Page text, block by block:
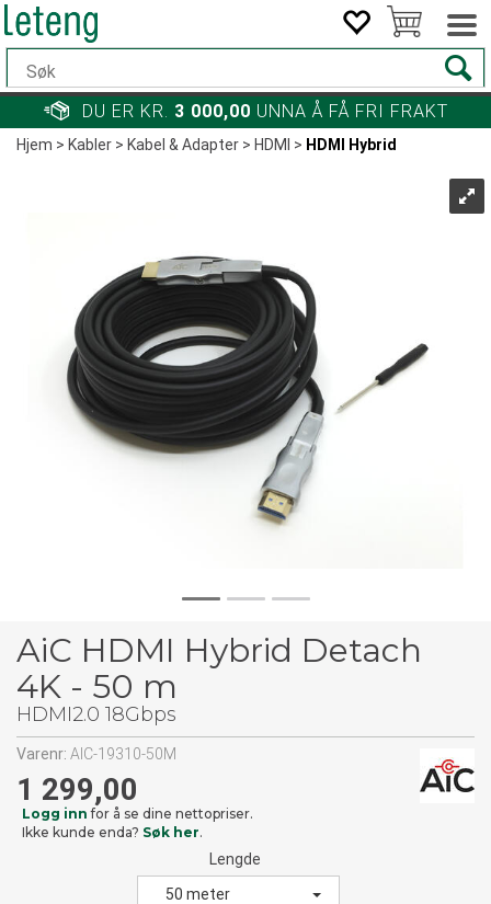
DU ER KR. 3 000,00 UNNA Å FÅ FRI FRAKT
Hjem>Kabler>Kabel & Adapter>HDMI > HDMI Hybrid
AiC HDMI Hybrid Detach
4K - 50 m
HDMI2.0 18Gbps
Varenr: AIC-19310-50M
1 299,00
Logg inn for å se dine nettopriser.
Ikke kunde enda? Søk her.
Lengde
50 meter